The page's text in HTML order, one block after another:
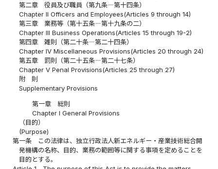
第二章 役員及び職員（第九条―第十四条）
Chapter II Officers and Employees(Articles 9 through 14)
第三章 業務等（第十五条―第十九条の二）
Chapter III Business Operations(Articles 15 through 19-2)
第四章 雑則（第二十条―第二十四条）
Chapter IV Miscellaneous Provisions(Articles 20 through 24)
第五章 罰則（第二十五条―第二十七条）
Chapter V Penal Provisions(Articles 25 through 27)
附 則
Supplementary Provisions
第一章 総則
Chapter I General Provisions
（目的）
(Purpose)
第一条
この法律は、独立行政法人新エネルギー・産業技術総合開
発機構の名称、目的、業務の範囲等に関する事項を定めることを
目的とする。